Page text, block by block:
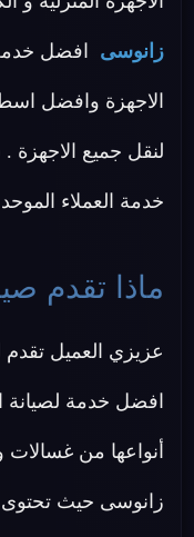
زانوسى افضل
الاجهزة وافضل
لنقل جميع الاجهزة
خدمة العملاء الموحد بمصر
ماذا تقدم
عزيزي العميل
افضل خدمة
أنواعها من غسالات
زانوسى حيث